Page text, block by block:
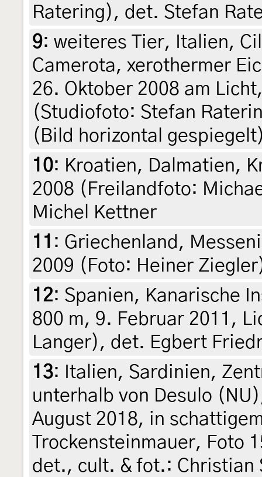
Ratering), det. Stefan
9: weiteres Tier, Italien,
Camerota, xerothermer
26. Oktober 2008 am
(Studiofoto: Stefan
(Bild horizontal
10: Kroatien, Dalmatien,
2008 (Freilandfoto:
Michel Kettner
11 : Griechenland,
2009 (Foto: Heiner
12: Spanien, Kanarische
800 m, 9. Februar 2011,
Langer), det. Egbert
13:
Italien, Sardinien,
unterhalb von Desulo
August 2018, in
Trockensteinmauer, Foto
det., cult. & fot.: Christian